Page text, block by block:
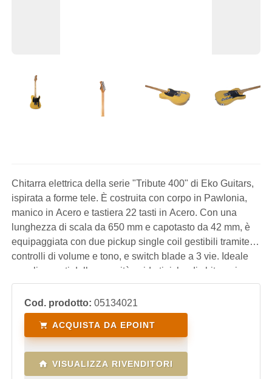
Chitarra elettrica della serie "Tribute 400" di Eko Guitars,
ispirata a forme tele. È costruita con corpo in Pawlonia,
manico in Acero e tastiera 22 tasti in Acero. Con una
lunghezza di scala da 650 mm e capotasto da 42 mm, è
equipaggiata con due pickup single coil gestibili tramite
controlli di volume e tono, e switch blade a 3 vie. Ideale
per gli amanti delle sonorità acide tipiche di chitarre in
stile tele.
Cod. prodotto: 05134021
ACQUISTA DA EPOINT
VISUALIZZA RIVENDITORI